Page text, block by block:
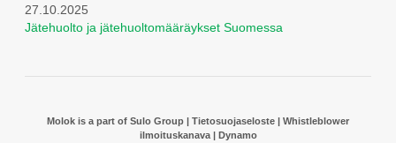
27.10.2025
Jätehuolto ja jätehuoltomääräykset Suomessa
Molok is a part of Sulo Group | Tietosuojaseloste | Whistleblower
ilmoituskanava|Dynamo